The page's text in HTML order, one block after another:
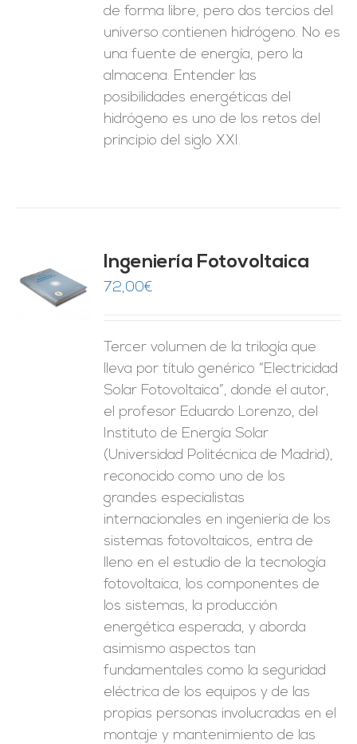
de forma libre, pero dos tercios del
universo contienen hidrógeno. No es
una fuente de energía, pero la
almacena. Entender las
posibilidades energéticas del
hidrógeno es uno de los retos del
principio del siglo XXI.
Ingeniería Fotovoltaica
72,00€
Tercer volumen de la trilogía que
lleva por título genérico “Electricidad
Solar Fotovoltaica”, donde el autor,
el profesor Eduardo Lorenzo, del
Instituto de Energía Solar
(Universidad Politécnica de Madrid),
reconocido como uno de los
grandes especialistas
internacionales en ingeniería de los
sistemas fotovoltaicos, entra de
lleno en el estudio de la tecnología
fotovoltaica, los componentes de
los sistemas, la producción
energética esperada, y aborda
asimismo aspectos tan
fundamentales como la seguridad
eléctrica de los equipos y de las
propias personas involucradas en el
montaje y mantenimiento de las